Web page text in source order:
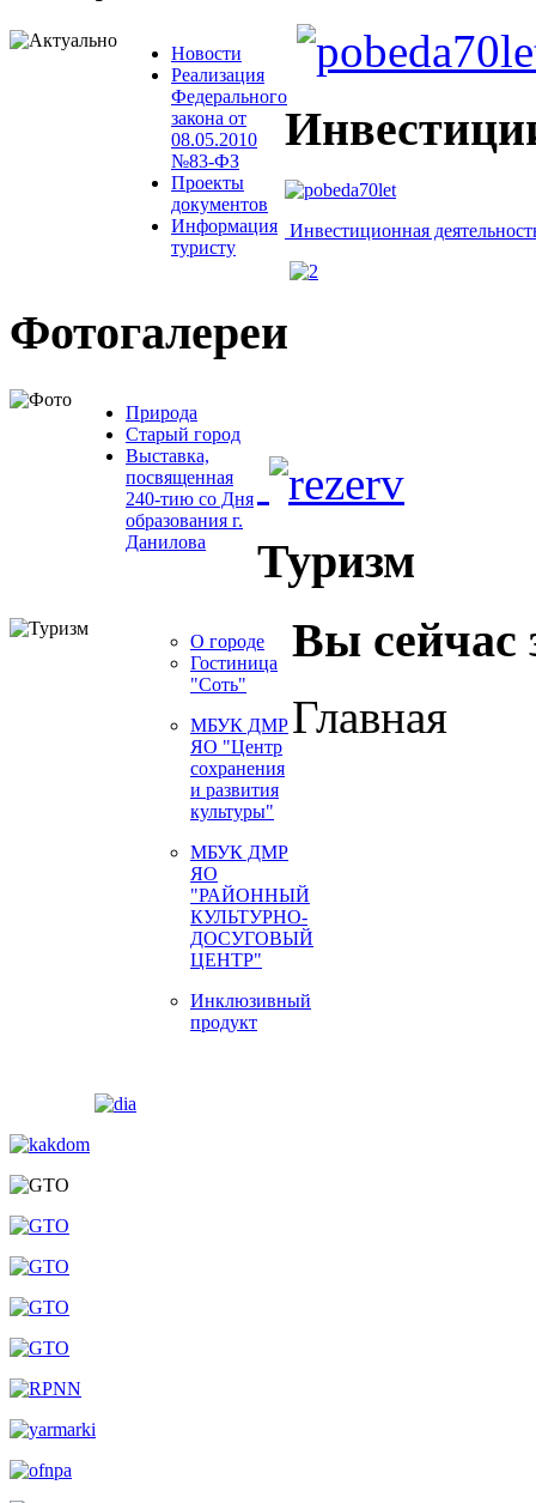
Новости
Реализация
Федерального
закона от
08.05.2010
№83-ФЗ
Проекты
документов
Информация
туристу
Инвестиционная
Фотогалереи
Природа
Старый город
Выставка,
посвященная
240-тию со Дня
образования г.
Данилова
Туризм
О городе
Гостиница
"Соть"
МБУК ДМР
ЯО "Центр
сохранения
и развития
культуры"
МБУК ДМР
ЯО
"РАЙОННЫЙ
КУЛЬТУРНО-
ДОСУГОВЫЙ
ЦЕНТР"
Инклюзивный
продукт
Вы сейчас
Главная